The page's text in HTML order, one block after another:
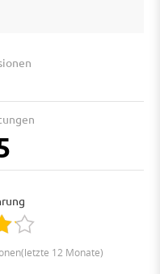
12 Monate)